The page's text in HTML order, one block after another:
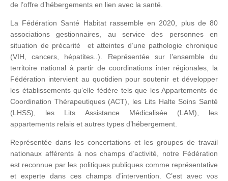
de l’offre d’hébergements en lien avec la santé.
La Fédération Santé Habitat rassemble en 2020, plus de 80
associations gestionnaires, au service des personnes en
situation de précarité et atteintes d’une pathologie chronique
(VIH, cancers, hépatites..). Représentée sur l’ensemble du
territoire national à partir de coordinations inter régionales, la
Fédération intervient au quotidien pour soutenir et développer
les établissements qu’elle fédère tels que les Appartements de
Coordination Thérapeutiques (ACT), les Lits Halte Soins Santé
(LHSS), les Lits Assistance Médicalisée (LAM), les
appartements relais et autres types d’hébergement.
Représentée dans les concertations et les groupes de travail
nationaux afférents à nos champs d’activité, notre Fédération
est reconnue par les politiques publiques comme représentative
et experte dans ces champs d’intervention. C’est avec vos